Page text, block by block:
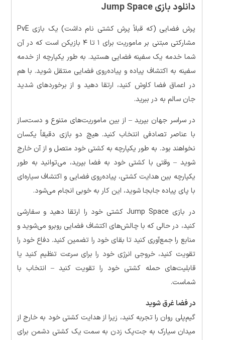
دانلود بازی Jump Space
پرش فضایی (که قبلاً پرش کشتی نام داشت) یک بازی PvE
مشارکتی مبتنی بر ماموریت برای ۱ تا ۴ بازیکن است که در آن
شما خدمه یک سفینه فضایی هستید. به طور یکپارچه از خدمه
سفینه به اکتشاف پیاده و پیاده‌روی فضایی منتقل شوید. با هم
در اعماق فضا کاوش کنید، ارتقا دهید و از برخوردهای شدید
جان سالم به در ببرید.
در سراسر جهان بپرید – از بین ماموریت‌های متنوع و دست‌ساز
با عناصر تصادفی انتخاب کنید. هیچ دو بازی دقیقاً یکسان
نخواهند بود. به طور یکپارچه به کشتی خود متصل و از آن خارج
شوید – وقتی با کشتی خود به فضا بپرید، می‌توانید به طور
یکپارچه بین هدایت کشتی، پیاده‌روی فضایی و اکتشاف سیاره‌ای
با پای پیاده جابجا شوید، این کار به خوبی انجام می‌شود.
در بازی Jump Space کشتی خود را ارتقا دهید و سفارشی
کنید، در حالی که با چالش‌های اکتشاف فضایی روبرو می‌شوید و
منابع را جمع‌آوری کنید تا بقای خود را تضمین کنید. دفاع خود را
تقویت کنید، خروجی انرژی خود را برای سرعت تنظیم کنید یا
قابلیت‌های حمله کشتی خود را تقویت کنید – انتخاب با
شماست.
در فضا غرق شوید
گیم‌پلی روان را تجربه کنید، زیرا از هدایت کشتی خود به خارج از
میدان سیارک به جت‌پک زدن به سمت یک کشتی دشمن برای